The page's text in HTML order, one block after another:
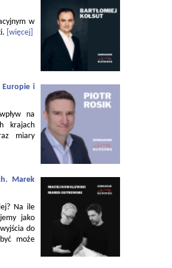
w
[więcej]
Europie i
na
krajach
miary
Marek
Na ile
jako
do
może